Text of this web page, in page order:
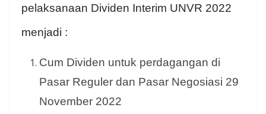
pelaksanaan Dividen Interim UNVR 2022
menjadi :
Cum Dividen untuk perdagangan di
Pasar Reguler dan Pasar Negosiasi 29
November 2022